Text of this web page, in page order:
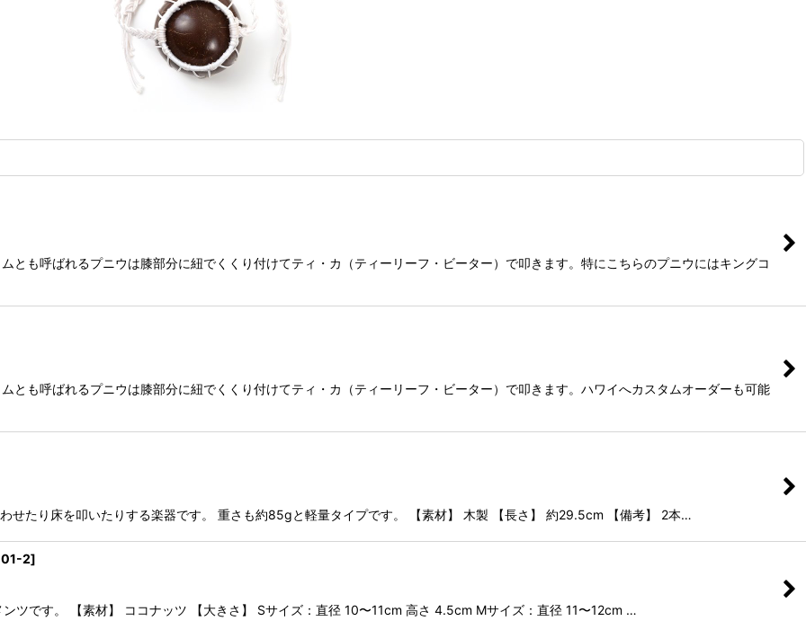
とも呼ばれるプニウは膝部分に紐でくくり付けてティ・カ（ティーリーフ・ビーター）で叩きます。特にこちらのプニウにはキングコ
とも呼ばれるプニウは膝部分に紐でくくり付けてティ・カ（ティーリーフ・ビーター）で叩きます。ハワイへカスタムオーダーも可能
せたり床を叩いたりする楽器です。 重さも約85gと軽量タイプです。 【素材】 木製 【長さ】 約29.5cm 【備考】 2本…
2]
ツです。 【素材】 ココナッツ 【大きさ】 Sサイズ：直径 10〜11cm 高さ 4.5cm Mサイズ：直径 11〜12cm …